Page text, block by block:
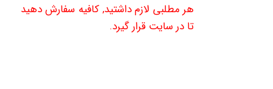
هر مطلبی لازم داشتید, کافیه سفارش دهید
تا در سایت قرار گیرد.